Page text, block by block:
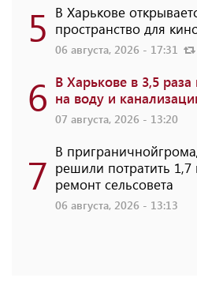
5 В Харькове
пространство для
06 августа, 2026 - 17:31
6 В Харькове в 3,5
на воду и
07 августа, 2026 - 13:20
7 В
решили потратить
ремонт сельсовета
06 августа, 2026 - 13:13